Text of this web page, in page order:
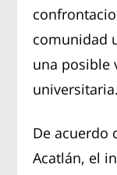
comunidad
una posible
universitaria.
De acuerdo
Acatlán, el